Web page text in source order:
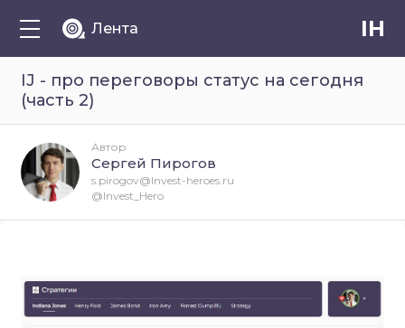
Лента IH
IJ - про переговоры статус на сегодня
(часть 2)
Автор
Сергей Пирогов
s.pirogov@Invest-heroes.ru
@Invest_Hero